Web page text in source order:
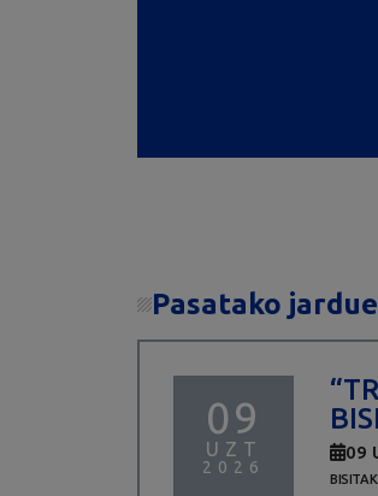
Pasatako
09
UZT
2026
09
BISITAK